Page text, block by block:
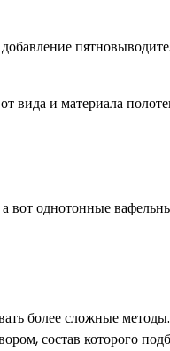
вида и материала
вот однотонные
более сложные
состав которого